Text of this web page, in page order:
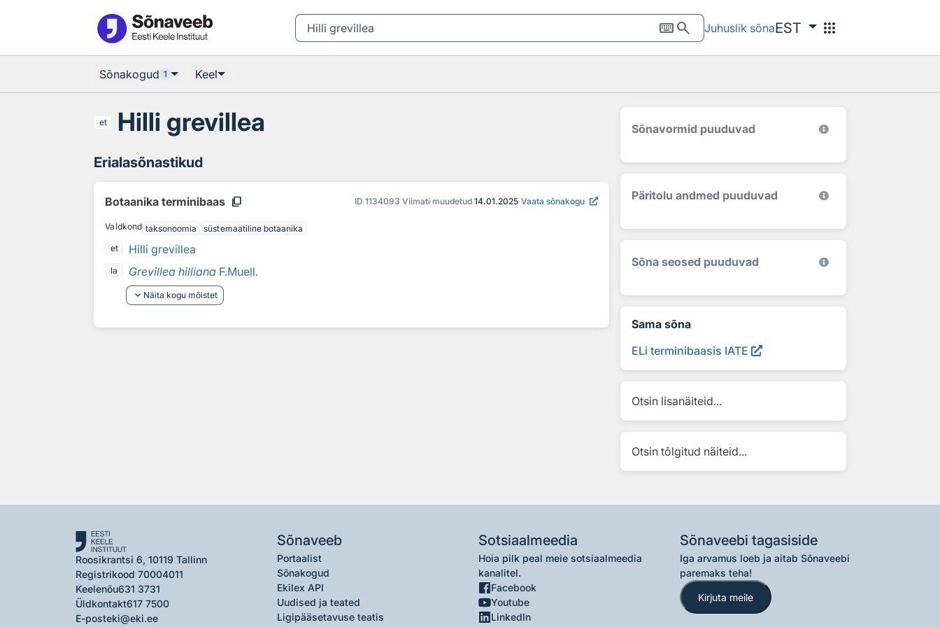
keyboardsearch Juhuslik sõnaEST apps
Sõnakogud 1 Keel
et Hilli grevillea
Erialasõnastikud
Botaanika terminibaas content_copy ID 1134093 Viimati muudetud 14.01.2025 Vaata sõnakogu
Valdkond taksonoomia
süstemaatiline botaanika
et
Hilli grevillea
la Grevillea hilliana F.Muell.
keyboard_arrow_down Näita kogu mõistet
Sõnavormid puuduvad
Päritolu andmed puuduvad
Sõna seosed puuduvad
Sama sõna
ELi terminibaasis IATE
Otsin lisanäiteid...
Otsin tõlgitud näiteid...
Roosikrantsi 6, 10119 Tallinn
Registrikood 70004011
Keelenõu631 3731
Üldkontakt617 7500
E-posteki@eki.ee
Sõnaveeb
Portaalist
Sõnakogud
Ekilex API
Uudised ja teated
Ligipääsetavuse teatis
Sotsiaalmeedia
Hoia pilk peal meie sotsiaalmeedia
kanalitel.
Facebook
Youtube
LinkedIn
Sõnaveebi tagasiside
Iga arvamus loeb ja aitab Sõnaveebi
paremaks teha!
Kirjuta meile